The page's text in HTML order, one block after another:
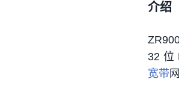
介绍
32 位
宽带